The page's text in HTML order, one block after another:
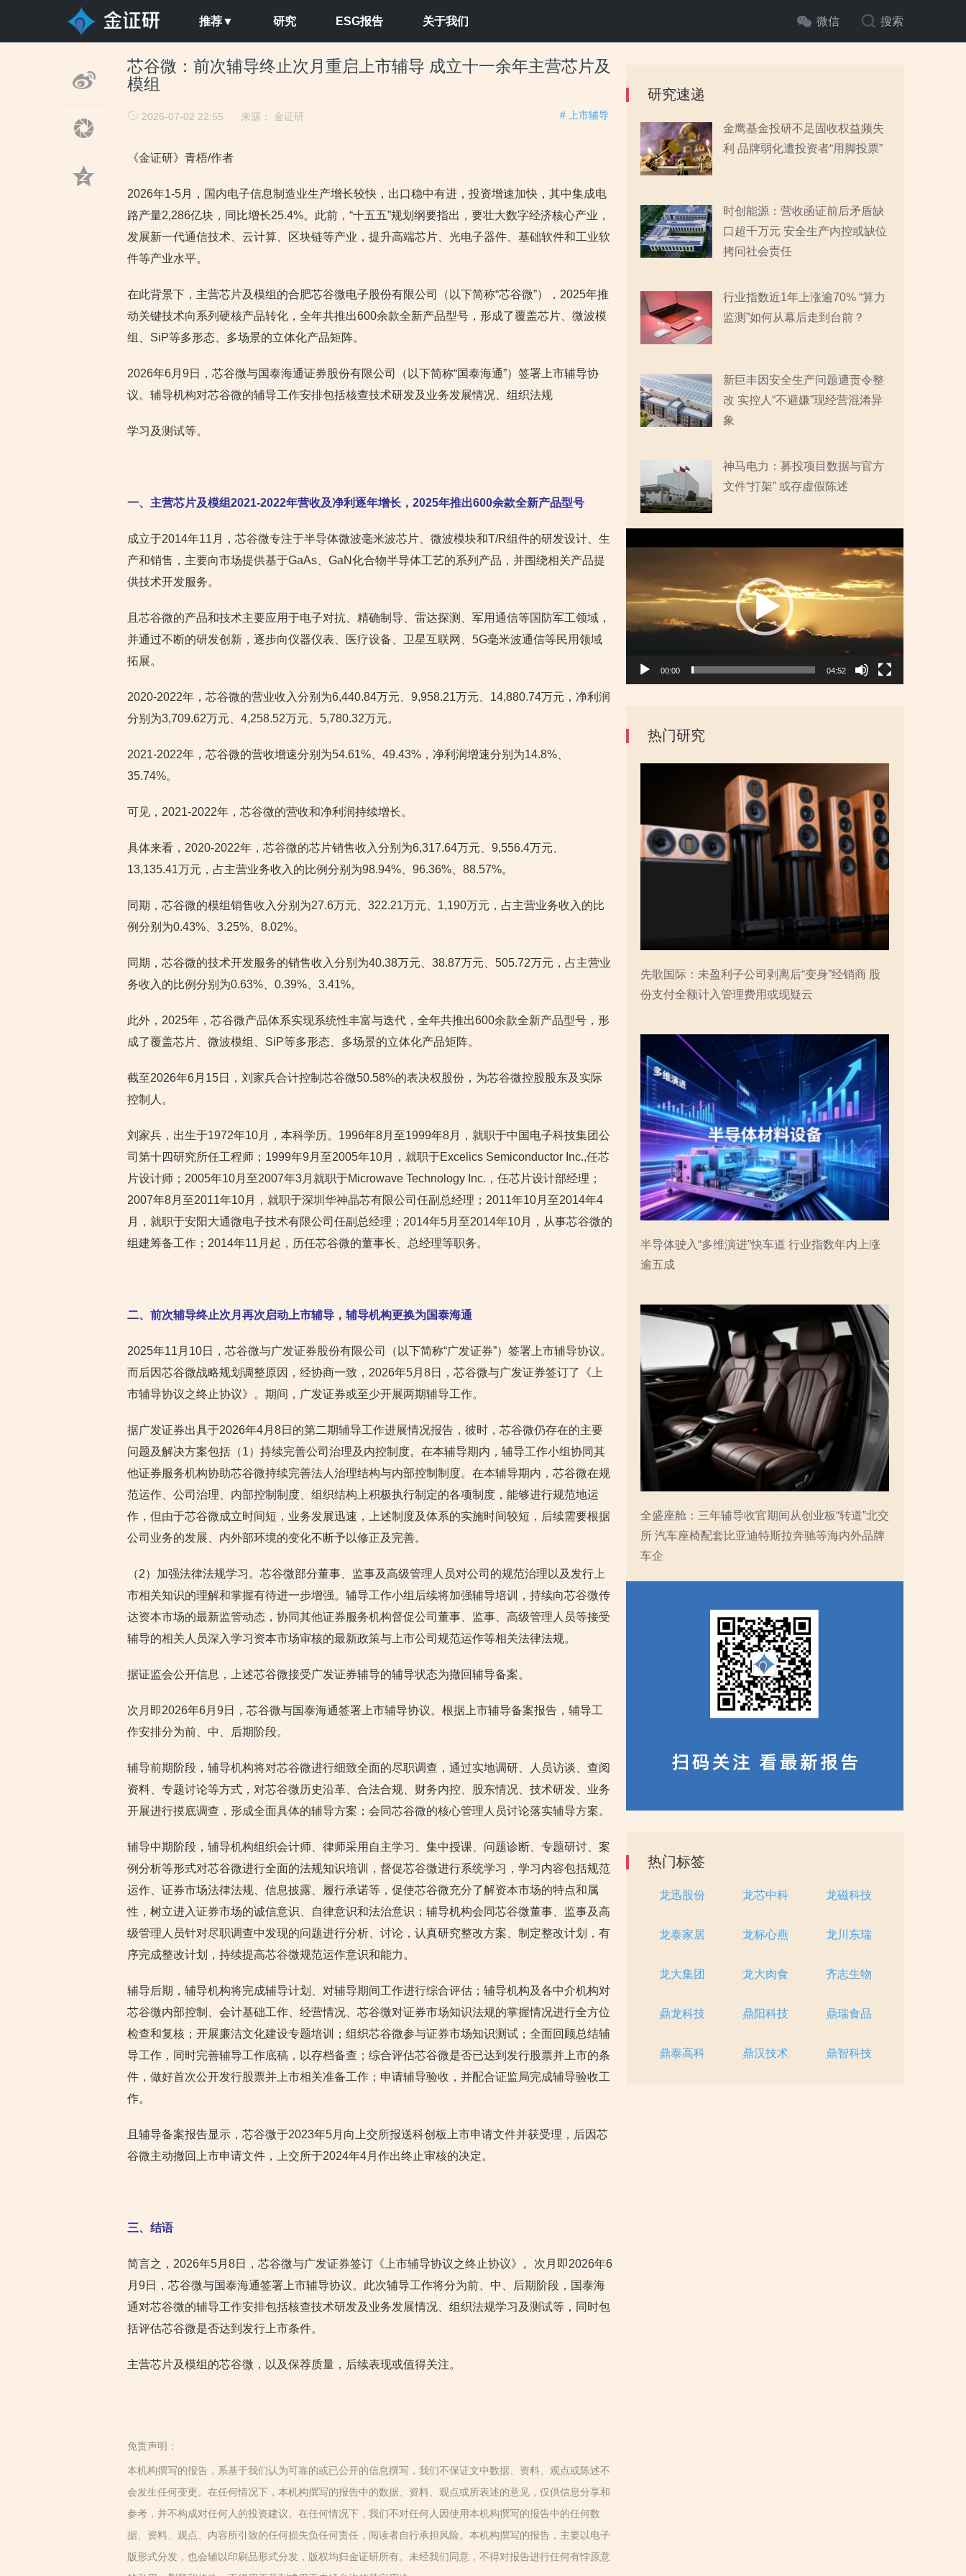
推荐▼ 研究 ESG报告 关于我们 微信 搜索
芯谷微：前次辅导终止次月重启上市辅导 成立十一余年主营芯片及
模组
# 上市辅导
2026-07-02 22:55 来源： 金证研
《金证研》青梧/作者
2026年1-5月，国内电子信息制造业生产增长较快，出口稳中有进，投资增速加快，其中集成电
路产量2,286亿块，同比增长25.4%。此前，“十五五”规划纲要指出，要壮大数字经济核心产业，
发展新一代通信技术、云计算、区块链等产业，提升高端芯片、光电子器件、基础软件和工业软
件等产业水平。
在此背景下，主营芯片及模组的合肥芯谷微电子股份有限公司（以下简称“芯谷微”），2025年推
动关键技术向系列硬核产品转化，全年共推出600余款全新产品型号，形成了覆盖芯片、微波模
组、SiP等多形态、多场景的立体化产品矩阵。
2026年6月9日，芯谷微与国泰海通证券股份有限公司（以下简称“国泰海通”）签署上市辅导协
议。辅导机构对芯谷微的辅导工作安排包括核查技术研发及业务发展情况、组织法规
学习及测试等。
一、主营芯片及模组2021-2022年营收及净利逐年增长，2025年推出600余款全新产品型号
成立于2014年11月，芯谷微专注于半导体微波毫米波芯片、微波模块和T/R组件的研发设计、生
产和销售，主要向市场提供基于GaAs、GaN化合物半导体工艺的系列产品，并围绕相关产品提
供技术开发服务。
且芯谷微的产品和技术主要应用于电子对抗、精确制导、雷达探测、军用通信等国防军工领域，
并通过不断的研发创新，逐步向仪器仪表、医疗设备、卫星互联网、5G毫米波通信等民用领域
拓展。
2020-2022年，芯谷微的营业收入分别为6,440.84万元、9,958.21万元、14,880.74万元，净利润
分别为3,709.62万元、4,258.52万元、5,780.32万元。
2021-2022年，芯谷微的营收增速分别为54.61%、49.43%，净利润增速分别为14.8%、
35.74%。
可见，2021-2022年，芯谷微的营收和净利润持续增长。
具体来看，2020-2022年，芯谷微的芯片销售收入分别为6,317.64万元、9,556.4万元、
13,135.41万元，占主营业务收入的比例分别为98.94%、96.36%、88.57%。
同期，芯谷微的模组销售收入分别为27.6万元、322.21万元、1,190万元，占主营业务收入的比
例分别为0.43%、3.25%、8.02%。
同期，芯谷微的技术开发服务的销售收入分别为40.38万元、38.87万元、505.72万元，占主营业
务收入的比例分别为0.63%、0.39%、3.41%。
此外，2025年，芯谷微产品体系实现系统性丰富与迭代，全年共推出600余款全新产品型号，形
成了覆盖芯片、微波模组、SiP等多形态、多场景的立体化产品矩阵。
截至2026年6月15日，刘家兵合计控制芯谷微50.58%的表决权股份，为芯谷微控股股东及实际
控制人。
刘家兵，出生于1972年10月，本科学历。1996年8月至1999年8月，就职于中国电子科技集团公
司第十四研究所任工程师；1999年9月至2005年10月，就职于Excelics Semiconductor Inc.,任芯
片设计师；2005年10月至2007年3月就职于Microwave Technology Inc.，任芯片设计部经理；
2007年8月至2011年10月，就职于深圳华神晶芯有限公司任副总经理；2011年10月至2014年4
月，就职于安阳大通微电子技术有限公司任副总经理；2014年5月至2014年10月，从事芯谷微的
组建筹备工作；2014年11月起，历任芯谷微的董事长、总经理等职务。
二、前次辅导终止次月再次启动上市辅导，辅导机构更换为国泰海通
2025年11月10日，芯谷微与广发证券股份有限公司（以下简称“广发证券”）签署上市辅导协议。
而后因芯谷微战略规划调整原因，经协商一致，2026年5月8日，芯谷微与广发证券签订了《上
市辅导协议之终止协议》。期间，广发证券或至少开展两期辅导工作。
据广发证券出具于2026年4月8日的第二期辅导工作进展情况报告，彼时，芯谷微仍存在的主要
问题及解决方案包括（1）持续完善公司治理及内控制度。在本辅导期内，辅导工作小组协同其
他证券服务机构协助芯谷微持续完善法人治理结构与内部控制制度。在本辅导期内，芯谷微在规
范运作、公司治理、内部控制制度、组织结构上积极执行制定的各项制度，能够进行规范地运
作，但由于芯谷微成立时间短，业务发展迅速，上述制度及体系的实施时间较短，后续需要根据
公司业务的发展、内外部环境的变化不断予以修正及完善。
（2）加强法律法规学习。芯谷微部分董事、监事及高级管理人员对公司的规范治理以及发行上
市相关知识的理解和掌握有待进一步增强。辅导工作小组后续将加强辅导培训，持续向芯谷微传
达资本市场的最新监管动态，协同其他证券服务机构督促公司董事、监事、高级管理人员等接受
辅导的相关人员深入学习资本市场审核的最新政策与上市公司规范运作等相关法律法规。
据证监会公开信息，上述芯谷微接受广发证券辅导的辅导状态为撤回辅导备案。
次月即2026年6月9日，芯谷微与国泰海通签署上市辅导协议。根据上市辅导备案报告，辅导工
作安排分为前、中、后期阶段。
辅导前期阶段，辅导机构将对芯谷微进行细致全面的尽职调查，通过实地调研、人员访谈、查阅
资料、专题讨论等方式，对芯谷微历史沿革、合法合规、财务内控、股东情况、技术研发、业务
开展进行摸底调查，形成全面具体的辅导方案；会同芯谷微的核心管理人员讨论落实辅导方案。
辅导中期阶段，辅导机构组织会计师、律师采用自主学习、集中授课、问题诊断、专题研讨、案
例分析等形式对芯谷微进行全面的法规知识培训，督促芯谷微进行系统学习，学习内容包括规范
运作、证券市场法律法规、信息披露、履行承诺等，促使芯谷微充分了解资本市场的特点和属
性，树立进入证券市场的诚信意识、自律意识和法治意识；辅导机构会同芯谷微董事、监事及高
级管理人员针对尽职调查中发现的问题进行分析、讨论，认真研究整改方案、制定整改计划，有
序完成整改计划，持续提高芯谷微规范运作意识和能力。
辅导后期，辅导机构将完成辅导计划、对辅导期间工作进行综合评估；辅导机构及各中介机构对
芯谷微内部控制、会计基础工作、经营情况、芯谷微对证券市场知识法规的掌握情况进行全方位
检查和复核；开展廉洁文化建设专题培训；组织芯谷微参与证券市场知识测试；全面回顾总结辅
导工作，同时完善辅导工作底稿，以存档备查；综合评估芯谷微是否已达到发行股票并上市的条
件，做好首次公开发行股票并上市相关准备工作；申请辅导验收，并配合证监局完成辅导验收工
作。
且辅导备案报告显示，芯谷微于2023年5月向上交所报送科创板上市申请文件并获受理，后因芯
谷微主动撤回上市申请文件，上交所于2024年4月作出终止审核的决定。
三、结语
简言之，2026年5月8日，芯谷微与广发证券签订《上市辅导协议之终止协议》。次月即2026年6
月9日，芯谷微与国泰海通签署上市辅导协议。此次辅导工作将分为前、中、后期阶段，国泰海
通对芯谷微的辅导工作安排包括核查技术研发及业务发展情况、组织法规学习及测试等，同时包
括评估芯谷微是否达到发行上市条件。
主营芯片及模组的芯谷微，以及保荐质量，后续表现或值得关注。
免责声明：
本机构撰写的报告，系基于我们认为可靠的或已公开的信息撰写，我们不保证文中数据、资料、观点或陈述不
会发生任何变更。在任何情况下，本机构撰写的报告中的数据、资料、观点或所表述的意见，仅供信息分享和
参考，并不构成对任何人的投资建议。在任何情况下，我们不对任何人因使用本机构撰写的报告中的任何数
据、资料、观点、内容所引致的任何损失负任何责任，阅读者自行承担风险。本机构撰写的报告，主要以电子
版形式分发，也会辅以印刷品形式分发，版权均归金证研所有。未经我们同意，不得对报告进行任何有悖原意
研究速递
金鹰基金投研不足固收权益频失
利 品牌弱化遭投资者“用脚投票”
时创能源：营收函证前后矛盾缺
口超千万元 安全生产内控或缺位
拷问社会责任
行业指数近1年上涨逾70% “算力
监测”如何从幕后走到台前？
新巨丰因安全生产问题遭责令整
改 实控人“不避嫌”现经营混淆异
象
神马电力：募投项目数据与官方
文件“打架” 或存虚假陈述
频
放
器
00:00 04:52
热门研究
先歌国际：未盈利子公司剥离后“变身”经销商 股
份支付全额计入管理费用或现疑云
半导体驶入“多维演进”快车道 行业指数年内上涨
逾五成
全盛座舱：三年辅导收官期间从创业板“转道”北交
所 汽车座椅配套比亚迪特斯拉奔驰等海内外品牌
车企
热门标签
龙迅股份 龙芯中科 龙磁科技
龙泰家居 龙标心燕 龙川东瑞
龙大集团 龙大肉食 齐志生物
鼎龙科技 鼎阳科技 鼎瑞食品
鼎泰高科 鼎汉技术 鼎智科技